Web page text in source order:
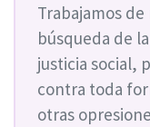
Trabajamos
búsqueda de
justicia social,
contra toda
otras